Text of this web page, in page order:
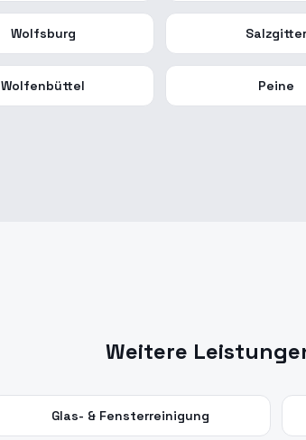
Wolfsburg Salzgitter
Wolfenbüttel Peine
Weitere
Glas- & Fensterreinigung